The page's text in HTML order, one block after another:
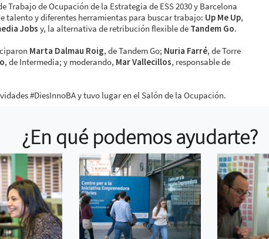
Trabajo de Ocupación de la Estrategia de ESS 2030 y Barcelona
talento y diferentes herramientas para buscar trabajo: Up Me Up,
Jobs y, la alternativa de retribución flexible de Tandem Go.
Marta Dalmau Roig, de Tandem Go; Nuria Farré, de Torre
, de Intermedia; y moderando, Mar Vallecillos, responsable de
#DiesInnoBA y tuvo lugar en el Salón de la Ocupación.
¿En qué podemos ayudarte?